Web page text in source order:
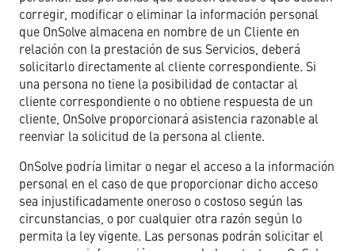
corregir, modificar o eliminar la información personal
que OnSolve almacena en nombre de un Cliente en
relación con la prestación de sus Servicios, deberá
solicitarlo directamente al cliente correspondiente. Si
una persona no tiene la posibilidad de contactar al
cliente correspondiente o no obtiene respuesta de un
cliente, OnSolve proporcionará asistencia razonable al
reenviar la solicitud de la persona al cliente.
OnSolve podría limitar o negar el acceso a la información
personal en el caso de que proporcionar dicho acceso
sea injustificadamente oneroso o costoso según las
circunstancias, o por cualquier otra razón según lo
permita la ley vigente. Las personas podrán solicitar el